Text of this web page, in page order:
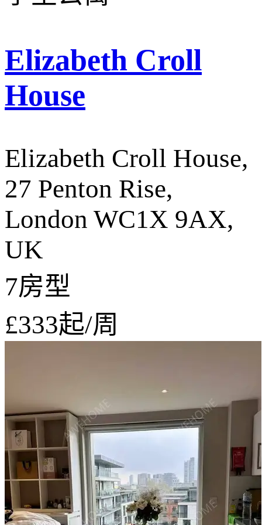
Elizabeth Croll
House
Elizabeth Croll House,
27 Penton Rise,
London WC1X 9AX,
UK
7房型
£333起/周